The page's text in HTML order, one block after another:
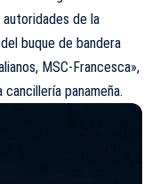
de la
buque de bandera
MSC-Francesca»,
panameña.